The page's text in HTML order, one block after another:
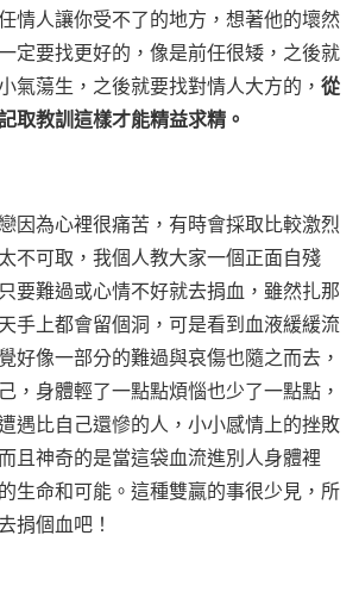
情人讓你受不了的地方，想著他的壞然
定要找更好的，像是前任很矮，之後就
氣蕩生，之後就要找對情人大方的， 從
取教訓這樣才能精益求精。
因為心裡很痛苦，有時會採取比較激烈
不可取，我個人教大家一個正面自殘
要難過或心情不好就去捐血，雖然扎那
手上都會留個洞，可是看到血液緩緩流
好像一部分的難過與哀傷也隨之而去，
，身體輕了一點點煩惱也少了一點點，
遇比自己還慘的人，小小感情上的挫敗
且神奇的是當這袋血流進別人身體裡
生命和可能。這種雙贏的事很少見，所
捐個血吧！